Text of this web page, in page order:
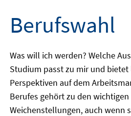
Berufswahl
Was will ich werden? Welche
Studium passt zu mir und
Perspektiven auf dem
Berufes gehört zu den
Weichenstellungen, auch wenn